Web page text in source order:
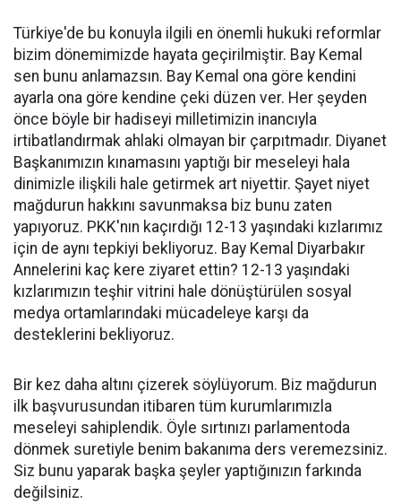
Türkiye'de bu konuyla ilgili en önemli hukuki reformlar
bizim dönemimizde hayata geçirilmiştir. Bay Kemal
sen bunu anlamazsın. Bay Kemal ona göre kendini
ayarla ona göre kendine çeki düzen ver. Her şeyden
önce böyle bir hadiseyi milletimizin inancıyla
irtibatlandırmak ahlaki olmayan bir çarpıtmadır. Diyanet
Başkanımızın kınamasını yaptığı bir meseleyi hala
dinimizle ilişkili hale getirmek art niyettir. Şayet niyet
mağdurun hakkını savunmaksa biz bunu zaten
yapıyoruz. PKK'nın kaçırdığı 12-13 yaşındaki kızlarımız
için de aynı tepkiyi bekliyoruz. Bay Kemal Diyarbakır
Annelerini kaç kere ziyaret ettin? 12-13 yaşındaki
kızlarımızın teşhir vitrini hale dönüştürülen sosyal
medya ortamlarındaki mücadeleye karşı da
desteklerini bekliyoruz.
Bir kez daha altını çizerek söylüyorum. Biz mağdurun
ilk başvurusundan itibaren tüm kurumlarımızla
meseleyi sahiplendik. Öyle sırtınızı parlamentoda
dönmek suretiyle benim bakanıma ders veremezsiniz.
Siz bunu yaparak başka şeyler yaptığınızın farkında
değilsiniz.